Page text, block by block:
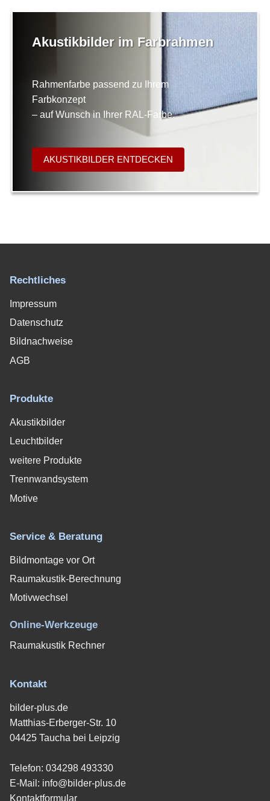
Akustikbilder im Farbrahmen
Rahmenfarbe passend zu Ihrem
Farbkonzept
– auf Wunsch in Ihrer RAL-Farbe.
AKUSTIKBILDER ENTDECKEN
Rechtliches
Impressum
Datenschutz
Bildnachweise
AGB
Produkte
Akustikbilder
Leuchtbilder
weitere Produkte
Trennwandsystem
Motive
Service & Beratung
Bildmontage vor Ort
Raumakustik-Berechnung
Motivwechsel
Online-Werkzeuge
Raumakustik Rechner
Kontakt
bilder-plus.de
Matthias-Erberger-Str. 10
04425 Taucha bei Leipzig
Telefon: 034298 493330
E-Mail: info@bilder-plus.de
Kontaktformular